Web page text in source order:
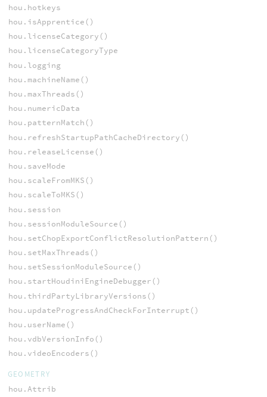
hou.hotkeys
hou.isApprentice()
hou.licenseCategory()
hou.licenseCategoryType
hou.logging
hou.machineName()
hou.maxThreads()
hou.numericData
hou.patternMatch()
hou.refreshStartupPathCacheDirectory()
hou.releaseLicense()
hou.saveMode
hou.scaleFromMKS()
hou.scaleToMKS()
hou.session
hou.sessionModuleSource()
hou.setChopExportConflictResolutionPattern()
hou.setMaxThreads()
hou.setSessionModuleSource()
hou.startHoudiniEngineDebugger()
hou.thirdPartyLibraryVersions()
hou.updateProgressAndCheckForInterrupt()
hou.userName()
hou.vdbVersionInfo()
hou.videoEncoders()
GEOMETRY
hou.Attrib